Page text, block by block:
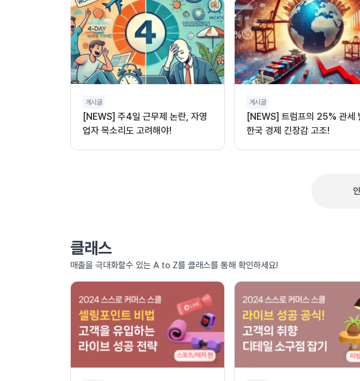
게시글
[NEWS] 주4일 근무제 논란, 자영
업자 목소리도 고려해야!
게시글
[NEWS] 트럼프의 25% 관세
한국 경제 긴장감 고조!
클래스
매출을 극대화할수 있는 A to Z를 클래스를 통해 확인하세요!